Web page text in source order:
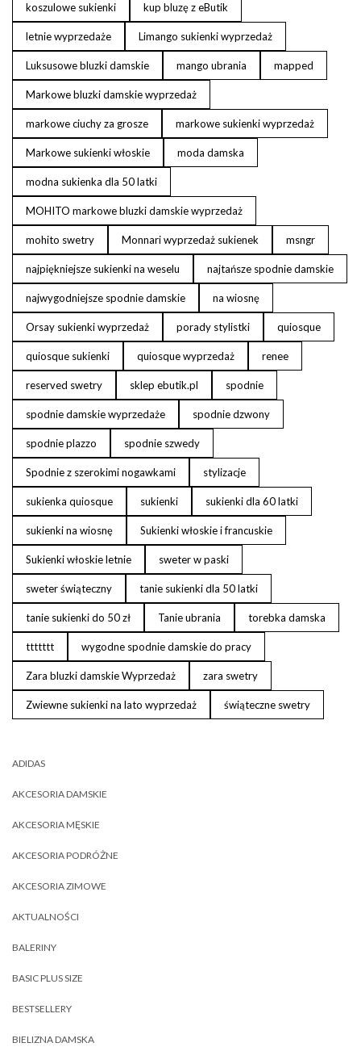
koszulowe sukienki kup bluzę z eButik
letnie wyprzedaże Limango sukienki wyprzedaż
Luksusowe bluzki damskie mango ubrania mapped
Markowe bluzki damskie wyprzedaż
markowe ciuchy za grosze markowe sukienki wyprzedaż
Markowe sukienki włoskie moda damska
modna sukienka dla 50 latki
MOHITO markowe bluzki damskie wyprzedaż
mohito swetry Monnari wyprzedaż sukienek msngr
najpiękniejsze sukienki na weselu najtańsze spodnie damskie
najwygodniejsze spodnie damskie na wiosnę
Orsay sukienki wyprzedaż porady stylistki quiosque
quiosque sukienki quiosque wyprzedaż renee
reserved swetry sklep ebutik.pl spodnie
spodnie damskie wyprzedaże spodnie dzwony
spodnie plazzo spodnie szwedy
Spodnie z szerokimi nogawkami stylizacje
sukienka quiosque sukienki sukienki dla 60 latki
sukienki na wiosnę Sukienki włoskie i francuskie
Sukienki włoskie letnie sweter w paski
sweter świąteczny tanie sukienki dla 50 latki
tanie sukienki do 50 zł Tanie ubrania torebka damska
ttttttt wygodne spodnie damskie do pracy
Zara bluzki damskie Wyprzedaż zara swetry
Zwiewne sukienki na lato wyprzedaż świąteczne swetry
ADIDAS
AKCESORIA DAMSKIE
AKCESORIA MĘSKIE
AKCESORIA PODRÓŻNE
AKCESORIA ZIMOWE
AKTUALNOŚCI
BALERINY
BASIC PLUS SIZE
BESTSELLERY
BIELIZNA DAMSKA